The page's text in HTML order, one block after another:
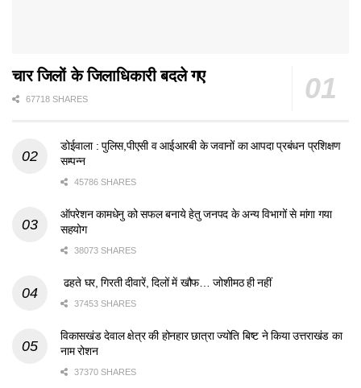
चार जिलों के जिलाधिकारी बदले गए
67718 SHARES
डोईवाला : पुलिस,पीएसी व आईआरबी के जवानों का आपदा प्रबंधन प्रशिक्षण
सम्पन्न
45786 SHARES
ऑपरेशन कामधेनु को सफल बनाये हेतु जनपद के अन्य विभागों से मांगा गया
सहयोग
38073 SHARES
ढहते घर, गिरती दीवारें, दिलों में खौफ… जोशीमठ ही नहीं
37453 SHARES
विकासखंड देवाल क्षेत्र की होनहार छात्रा ज्योति बिष्ट ने किया उत्तराखंड का
नाम रोशन
37370 SHARES